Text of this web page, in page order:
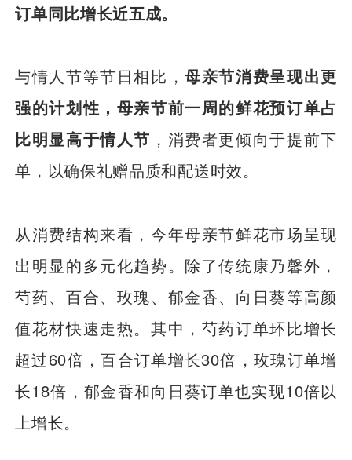
订单同比增长近五成。
与情人节等节日相比，母亲节消费呈现出更
强的计划性，母亲节前一周的鲜花预订单占
比明显高于情人节 ，消费者更倾向于提前下
单，以确保礼赠品质和配送时效。
从消费结构来看，今年母亲节鲜花市场呈现
出明显的多元化趋势。除了传统康乃馨外，
芍药、百合、玫瑰、郁金香、向日葵等高颜
值花材快速走热。其中，芍药订单环比增长
超过60倍，百合订单增长30倍，玫瑰订单增
长18倍，郁金香和向日葵订单也实现10倍以
上增长。